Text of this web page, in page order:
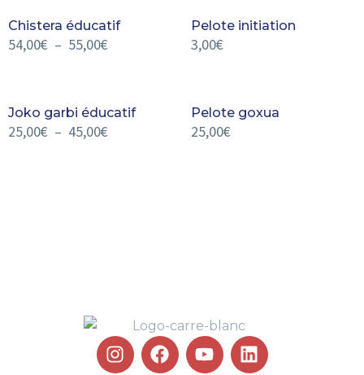
Chistera éducatif
54,00€ – 55,00€
Pelote initiation
3,00€
Joko garbi éducatif
25,00€ – 45,00€
Pelote goxua
25,00€